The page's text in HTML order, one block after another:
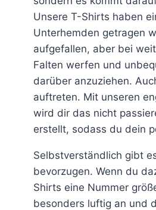
Unsere T-Shirts haben
Unterhemden getragen
aufgefallen, aber bei
Falten werfen und
darüber anzuziehen.
auftreten. Mit unseren
wird dir das nicht
erstellt, sodass du dein
Selbstverständlich gibt
bevorzugen. Wenn du
Shirts eine Nummer
besonders luftig an und